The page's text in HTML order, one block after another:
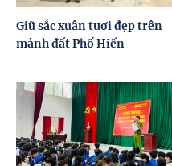
Giữ sắc xuân tươi đẹp trên
mảnh đất Phố Hiến